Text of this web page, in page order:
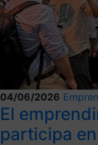
04/06/2026
El
participa